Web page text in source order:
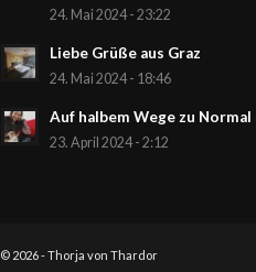
24. Mai 2024 - 23:22
Liebe Grüße aus Graz
24. Mai 2024 - 18:46
Auf halbem Wege zu Normal
23. April 2024 - 2:12
© 2026 - Thorja von Thardor